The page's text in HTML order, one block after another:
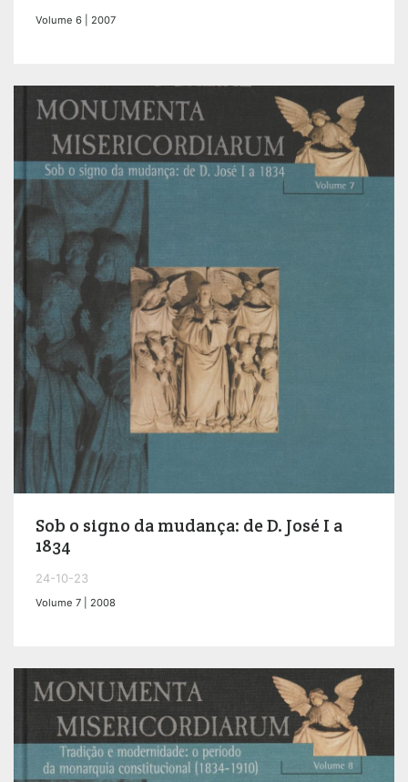
Volume 6 | 2007
Sob o signo da mudança: de D. José I a
1834
24-10-23
Volume 7 | 2008